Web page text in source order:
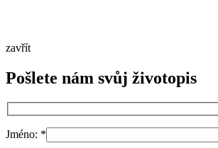
zavřít
Pošlete nám svůj životopis
Jméno: *